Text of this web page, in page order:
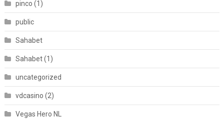
pinco (1)
public
Sahabet
Sahabet (1)
uncategorized
vdcasino (2)
Vegas Hero NL